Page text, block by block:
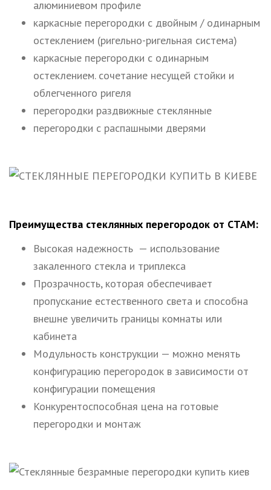
алюминиевом профиле
каркасные перегородки с двойным / одинарным
остеклением (ригельно-ригельная система)
каркасные перегородки с одинарным
остеклением. сочетание несущей стойки и
облегченного ригеля
перегородки раздвижные стеклянные
перегородки с распашными дверями
Преимущества стеклянных перегородок от СТАМ:
Высокая надежность — использование
закаленного стекла и триплекса
Прозрачность, которая обеспечивает
пропускание естественного света и способна
внешне увеличить границы комнаты или
кабинета
Модульность конструкции — можно менять
конфигурацию перегородок в зависимости от
конфигурации помещения
Конкурентоспособная цена на готовые
перегородки и монтаж